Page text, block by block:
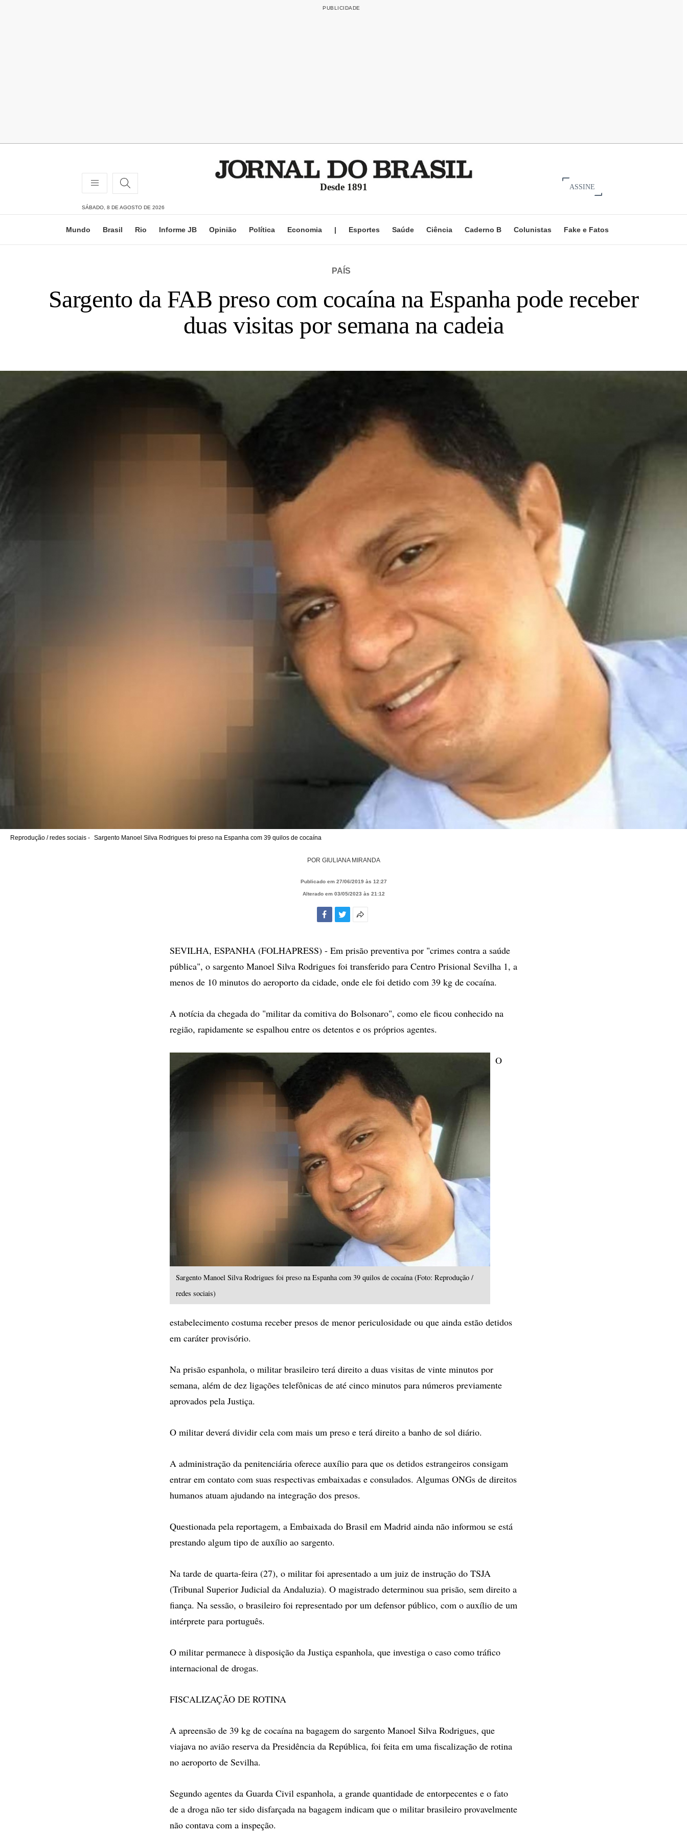
Desde 1891 ASSINE
SÁBADO, 8 DE AGOSTO DE 2026
Mundo Brasil Rio Informe JB Opinião Política Economia | Esportes Saúde Ciência Caderno B Colunistas Fake e Fatos
PAÍS
Sargento da FAB preso com cocaína na Espanha pode receber
duas visitas por semana na cadeia
Reprodução / redes sociais - Sargento Manoel Silva Rodrigues foi preso na Espanha com 39 quilos de cocaína
POR GIULIANA MIRANDA
Publicado em 27/06/2019 às 12:27
Alterado em 03/05/2023 às 21:12
compartilhamento
SEVILHA, ESPANHA (FOLHAPRESS) - Em prisão preventiva por "crimes contra a saúde
pública", o sargento Manoel Silva Rodrigues foi transferido para Centro Prisional Sevilha 1, a
menos de 10 minutos do aeroporto da cidade, onde ele foi detido com 39 kg de cocaína.
A notícia da chegada do "militar da comitiva do Bolsonaro", como ele ficou conhecido na
região, rapidamente se espalhou entre os detentos e os próprios agentes.
Sargento Manoel Silva Rodrigues foi preso na Espanha com 39 quilos de cocaína (Foto: Reprodução /
redes sociais)
O
estabelecimento costuma receber presos de menor periculosidade ou que ainda estão detidos
em caráter provisório.
Na prisão espanhola, o militar brasileiro terá direito a duas visitas de vinte minutos por
semana, além de dez ligações telefônicas de até cinco minutos para números previamente
aprovados pela Justiça.
O militar deverá dividir cela com mais um preso e terá direito a banho de sol diário.
A administração da penitenciária oferece auxílio para que os detidos estrangeiros consigam
entrar em contato com suas respectivas embaixadas e consulados. Algumas ONGs de direitos
humanos atuam ajudando na integração dos presos.
Questionada pela reportagem, a Embaixada do Brasil em Madrid ainda não informou se está
prestando algum tipo de auxílio ao sargento.
Na tarde de quarta-feira (27), o militar foi apresentado a um juiz de instrução do TSJA
(Tribunal Superior Judicial da Andaluzia). O magistrado determinou sua prisão, sem direito a
fiança. Na sessão, o brasileiro foi representado por um defensor público, com o auxílio de um
intérprete para português.
O militar permanece à disposição da Justiça espanhola, que investiga o caso como tráfico
internacional de drogas.
FISCALIZAÇÃO DE ROTINA
A apreensão de 39 kg de cocaína na bagagem do sargento Manoel Silva Rodrigues, que
viajava no avião reserva da Presidência da República, foi feita em uma fiscalização de rotina
no aeroporto de Sevilha.
Segundo agentes da Guarda Civil espanhola, a grande quantidade de entorpecentes e o fato
de a droga não ter sido disfarçada na bagagem indicam que o militar brasileiro provavelmente
não contava com a inspeção.